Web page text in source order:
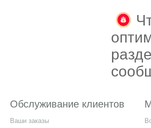
Обслуживание клиентов
Ваши заказы